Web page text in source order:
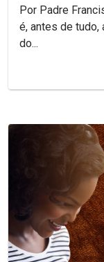
Por Padre Francisco
é, antes de
do...